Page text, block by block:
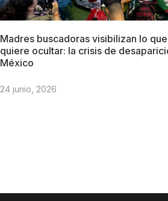
Madres buscadoras visibilizan lo
quiere ocultar: la crisis de
México
24 junio, 2026